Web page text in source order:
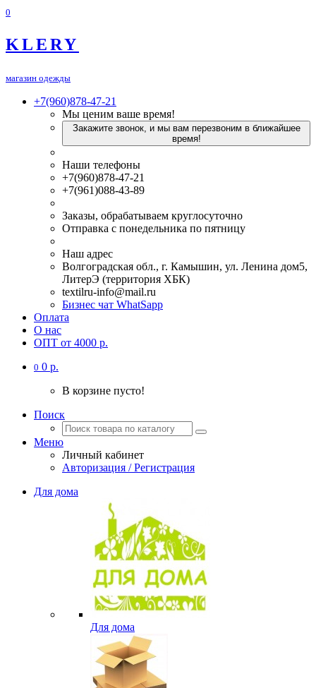
0
KLERY
магазин одежды
+7(960)878-47-21
Мы ценим ваше время!
Закажите звонок, и мы вам перезвоним в ближайшее
время!
Наши телефоны
+7(960)878-47-21
+7(961)088-43-89
Заказы, обрабатываем круглосуточно
Отправка с понедельника по пятницу
Наш адрес
Волгоградская обл., г. Камышин, ул. Ленина дом5,
ЛитерЭ (территория ХБК)
textilru-info@mail.ru
Бизнес чат WhatSapp
Оплата
О нас
ОПТ от 4000 р.
0 0 р.
В корзине пусто!
Поиск
Меню
Личный кабинет
Авторизация / Регистрация
Для дома
Для дома